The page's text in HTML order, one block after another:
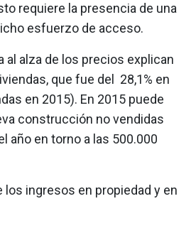
requiere la presencia de una
esfuerzo de acceso.
al alza de los precios explican
que fue del 28,1% en
en 2015). En 2015 puede
construcción no vendidas
año en torno a las 500.000
los ingresos en propiedad y en